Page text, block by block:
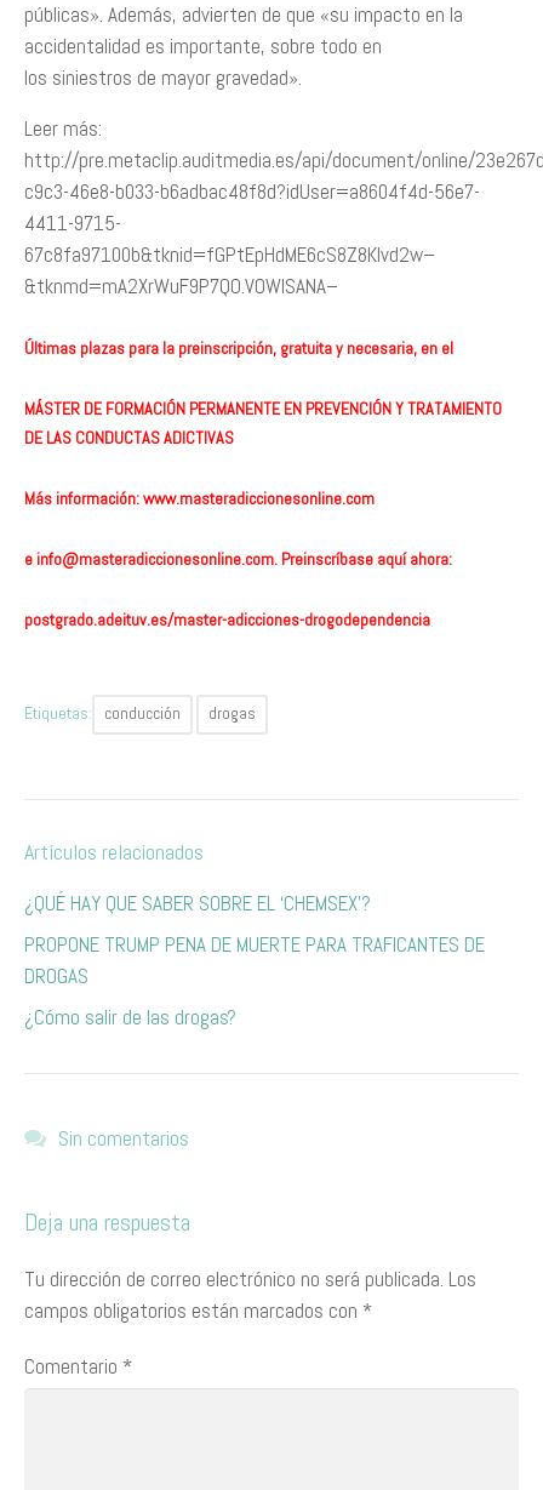
públicas». Además, advierten de que «su impacto en la
accidentalidad es importante, sobre todo en
los siniestros de mayor gravedad».
Leer más:
http://pre.metaclip.auditmedia.es/api/document/online/
c9c3-46e8-b033-b6adbac48f8d?idUser=a8604f4d-56e7-
4411-9715-
67c8fa97100b&tknid=fGPtEpHdME6cS8Z8Klvd2w–
&tknmd=mA2XrWuF9P7QO.VOWISANA–
Últimas plazas para la preinscripción, gratuita y necesaria, en el
MÁSTER DE FORMACIÓN PERMANENTE EN PREVENCIÓN Y TRATAMIENTO
DE LAS CONDUCTAS ADICTIVAS
Más información:www.masteradiccionesonline.com
e info@masteradiccionesonline.com. Preinscríbase aquí ahora:
postgrado.adeituv.es/master-adicciones-drogodependencia
Etiquetas: conducción drogas
Artículos relacionados
​¿Q​UÉ HAY QUE SABER SOBRE EL ‘CHEMSEX’?
​P​ROPONE TRUMP PENA DE MUERTE PARA TRAFICANTES DE
DROGAS
¿Cómo salir de las drogas?
Sin comentarios
Deja una respuesta
Tu dirección de correo electrónico no será publicada. Los
campos obligatorios están marcados con *
Comentario *